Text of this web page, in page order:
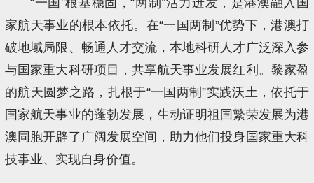
“一国”根基稳固，“两制”活力迸发，是港澳融入国
家航天事业的根本依托。在“一国两制”优势下，港澳打
破地域局限、畅通人才交流，本地科研人才广泛深入参
与国家重大科研项目，共享航天事业发展红利。黎家盈
的航天圆梦之路，扎根于“一国两制”实践沃土，依托于
国家航天事业的蓬勃发展，生动证明祖国繁荣发展为港
澳同胞开辟了广阔发展空间，助力他们投身国家重大科
技事业、实现自身价值。